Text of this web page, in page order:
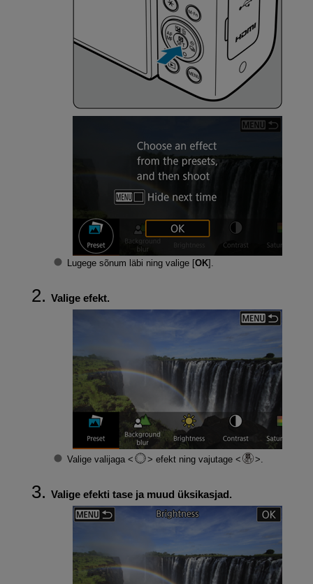
Lugege sõnum läbi ning valige [OK].
Valige efekt.
Valige valijaga efekt ning vajutage
Valige efekti tase ja muud üksikasjad.